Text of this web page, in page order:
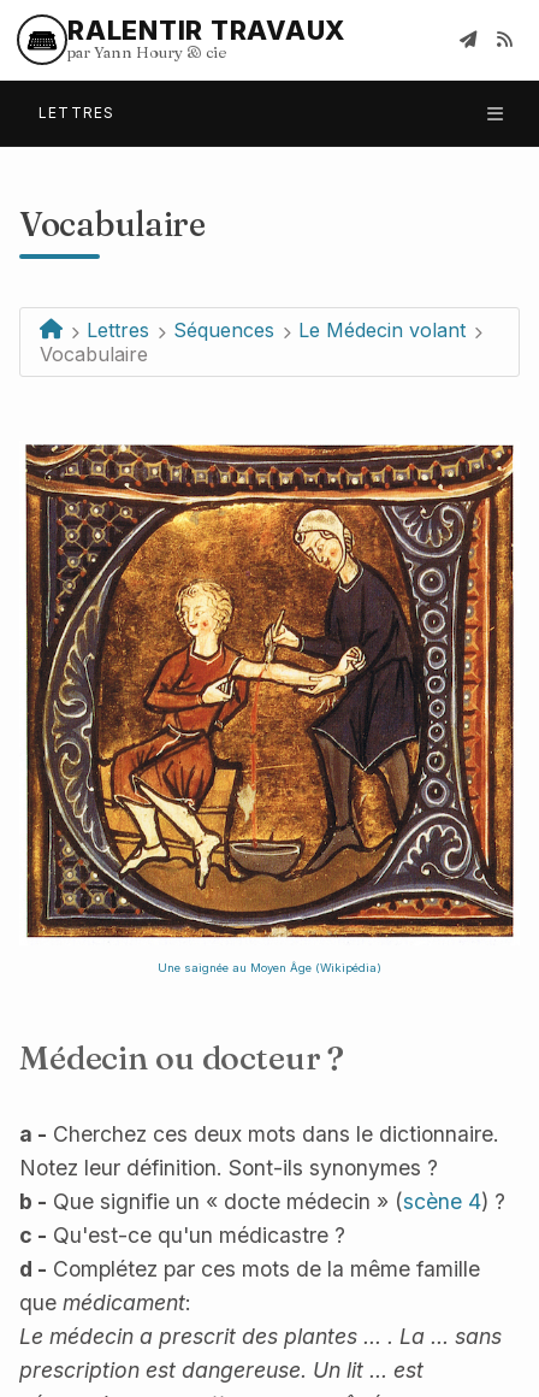
RALENTIR TRAVAUX
par Yann Houry & cie
LETTRES
Vocabulaire
Lettres Séquences
Le Médecin volant
Vocabulaire
Une saignée au Moyen Âge (Wikipédia)
Médecin ou docteur ?
a - Cherchez ces deux mots dans le dictionnaire.
Notez leur définition. Sont-ils synonymes ?
b - Que signifie un « docte médecin » (scène 4) ?
c - Qu'est-ce qu'un médicastre ?
d - Complétez par ces mots de la même famille
que médicament:
Le médecin a prescrit des plantes ... . La ... sans
prescription est dangereuse. Un lit ... est